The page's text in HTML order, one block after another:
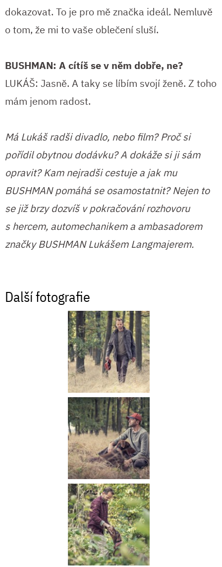
dokazovat. To je pro mě značka ideál. Nemluvě
o tom, že mi to vaše oblečení sluší.
BUSHMAN: A cítíš se v něm dobře, ne?
LUKÁŠ: Jasně. A taky se líbím svojí ženě. Z toho
mám jenom radost.
Má Lukáš radši divadlo, nebo film? Proč si
pořídil obytnou dodávku? A dokáže si ji sám
opravit? Kam nejradši cestuje a jak mu
BUSHMAN pomáhá se osamostatnit? Nejen to
se již brzy dozvíš v pokračování rozhovoru
s hercem, automechanikem a ambasadorem
značky BUSHMAN Lukášem Langmajerem.
Další fotografie